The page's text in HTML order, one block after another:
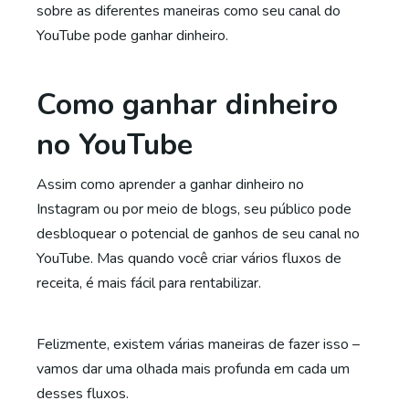
sobre as diferentes maneiras como seu canal do
YouTube pode ganhar dinheiro.
Como ganhar dinheiro
no YouTube
Assim como aprender a ganhar dinheiro no
Instagram ou por meio de blogs, seu público pode
desbloquear o potencial de ganhos de seu canal no
YouTube. Mas quando você criar vários fluxos de
receita, é mais fácil para rentabilizar.
Felizmente, existem várias maneiras de fazer isso –
vamos dar uma olhada mais profunda em cada um
desses fluxos.